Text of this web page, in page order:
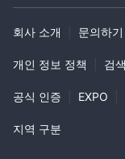
회사 소개 문의하기
개인 정보 정책 검
공식 인증 EXPO
지역 구분